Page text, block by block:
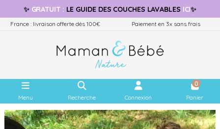
✨ GRATUIT: LE GUIDE DES COUCHES LAVABLES ICI✨
France : livraison offerte dès 100€ Paiement en 3x sans frais
Menu Recherche Connexion
0
Panier